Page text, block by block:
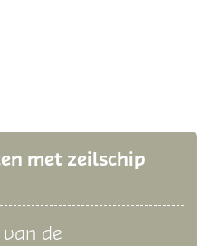
met zeilschip
de